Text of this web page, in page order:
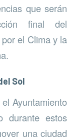
que serán
final del
el Clima y la
Sol
Ayuntamiento
durante estos
una ciudad